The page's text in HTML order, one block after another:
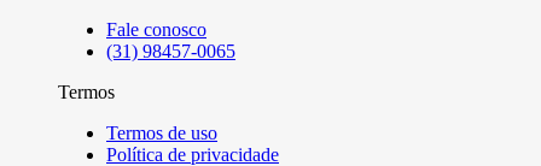
Fale conosco
(31) 98457-0065
Termos
Termos de uso
Política de privacidade